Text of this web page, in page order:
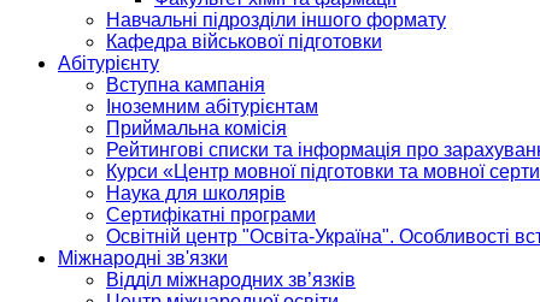
Навчальні підрозділи іншого формату
Кафедра військової підготовки
Абітурієнту
Вступна кампанія
Іноземним абітурієнтам
Приймальна комісія
Рейтингові списки та інформація про
Курси «Центр мовної підготовки та мовної
Наука для школярів
Сертифікатні програми
Освітній центр "Освіта-Україна". Особливості
Міжнародні зв'язки
Відділ міжнародних зв’язків